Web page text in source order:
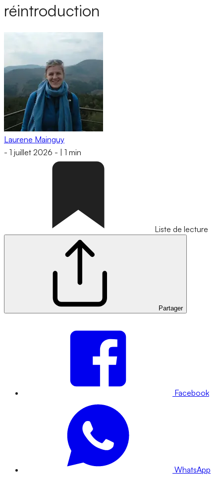
réintroduction
Laurene Mainguy
- 1 juillet 2026 - 1 min
Liste de lecture
Partager
Facebook
WhatsApp